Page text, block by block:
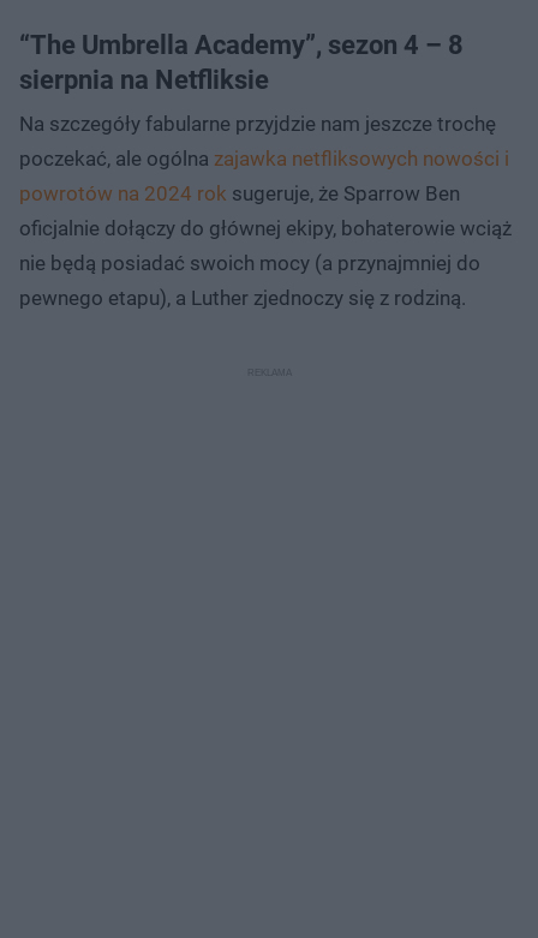
“The Umbrella Academy”, sezon 4 – 8
sierpnia na Netfliksie
Na szczegóły fabularne przyjdzie nam jeszcze trochę
poczekać, ale ogólna zajawka netfliksowych nowości i
powrotów na 2024 rok sugeruje, że Sparrow Ben
oficjalnie dołączy do głównej ekipy, bohaterowie wciąż
nie będą posiadać swoich mocy (a przynajmniej do
pewnego etapu), a Luther zjednoczy się z rodziną.